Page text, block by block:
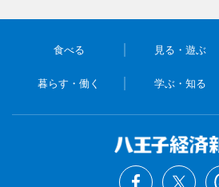
食べる 見る・遊ぶ
暮らす・働く 学ぶ・知る